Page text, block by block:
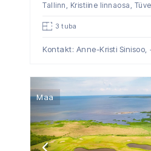
Tallinn, Kristiine linnaosa,
3 tuba
Kontakt: Anne-Kristi Sinisoo,
Maa